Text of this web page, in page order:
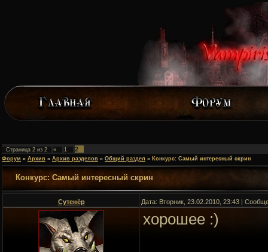
Страница 2 из 2 « 1 2
Форум » Архив » Архив разделов » Общий раздел » Конкурс: Самый интересный скрин
Конкурс: Самый интересный скрин
Сутенёр Дата: Вторник, 23.02.2010, 23:43 |
хорошее :)